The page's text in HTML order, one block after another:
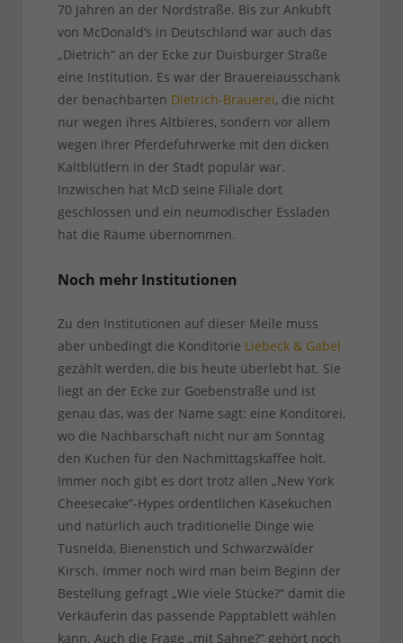
70 Jahren an der Nordstraße. Bis zur Ankubft
von McDonald’s in Deutschland war auch das
„Dietrich“ an der Ecke zur Duisburger Straße
eine Institution. Es war der Brauereiausschank
der benachbarten Dietrich-Brauerei, die nicht
nur wegen ihres Altbieres, sondern vor allem
wegen ihrer Pferdefuhrwerke mit den dicken
Kaltblütlern in der Stadt populär war.
Inzwischen hat McD seine Filiale dort
geschlossen und ein neumodischer Essladen
hat die Räume übernommen.
Noch mehr Institutionen
Zu den Institutionen auf dieser Meile muss
aber unbedingt die Konditorie Liebeck & Gabel
gezählt werden, die bis heute überlebt hat. Sie
liegt an der Ecke zur Goebenstraße und ist
genau das, was der Name sagt: eine Konditorei,
wo die Nachbarschaft nicht nur am Sonntag
den Kuchen für den Nachmittagskaffee holt.
Immer noch gibt es dort trotz allen „New York
Cheesecake“-Hypes ordentlichen Käsekuchen
und natürlich auch traditionelle Dinge wie
Tusnelda, Bienenstich und Schwarzwälder
Kirsch. Immer noch wird man beim Beginn der
Bestellung gefragt „Wie viele Stücke?“ damit die
Verkäuferin das passende Papptablett wählen
kann. Auch die Frage „mit Sahne?“ gehört noch